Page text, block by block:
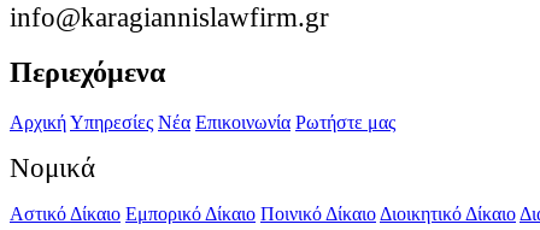
info@karagiannislawfirm.gr
Περιεχόμενα
ΑρχικήΥπηρεσίες Νέα Επικοινωνία Ρωτήστε μας
Νομικά
Αστικό Δίκαιο Εμπορικό Δίκαιο Ποινικό Δίκαιο Διοικητικό Δίκαιο